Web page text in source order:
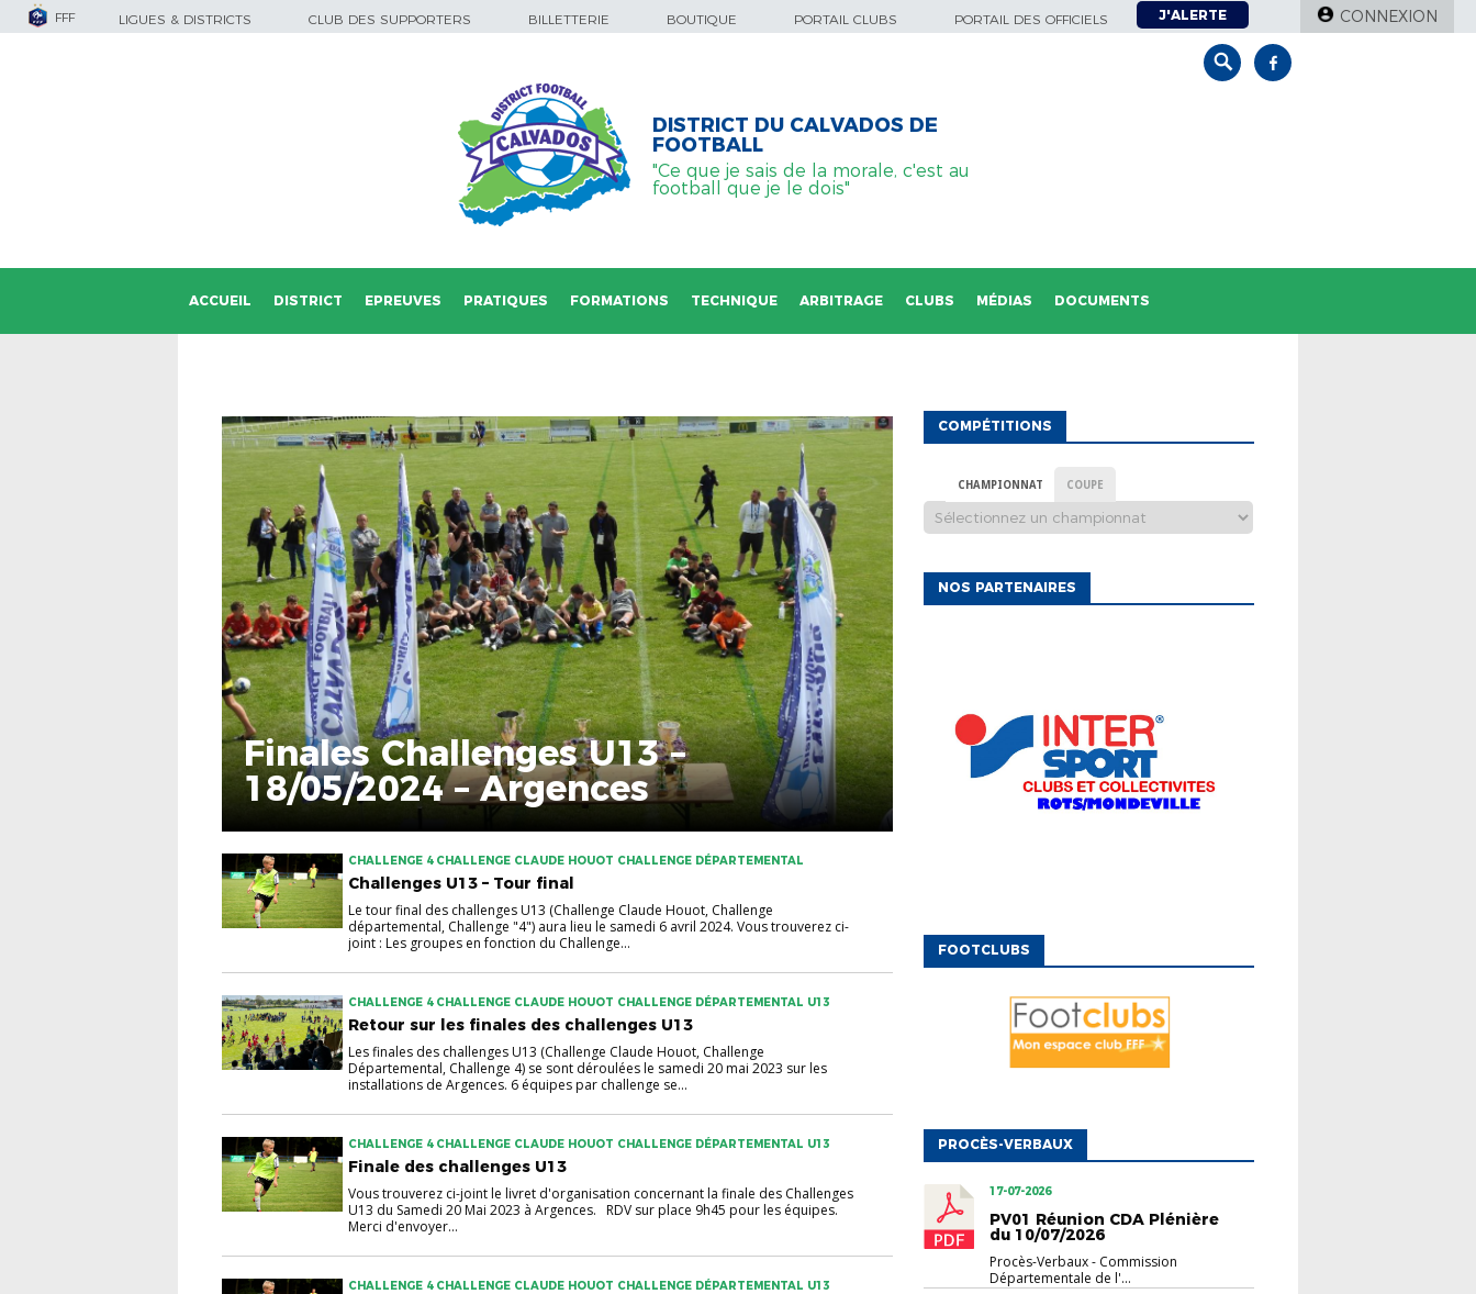
FFF LIGUES & DISTRICTS CLUB DES SUPPORTERS BILLETTERIE BOUTIQUE PORTAIL CLUBS PORTAIL DES OFFICIELS J'ALERTE CONNEXION
DISTRICT DU CALVADOS DE
FOOTBALL
"Ce que je sais de la morale, c'est au
football que je le dois"
ACCUEIL DISTRICT EPREUVES PRATIQUES FORMATIONS TECHNIQUE ARBITRAGE CLUBS MÉDIAS DOCUMENTS
Finales Challenges U13 –
18/05/2024 – Argences
CHALLENGE 4 CHALLENGE CLAUDE HOUOT CHALLENGE DÉPARTEMENTAL
Challenges U13 – Tour final
Le tour final des challenges U13 (Challenge Claude Houot, Challenge
départemental, Challenge "4") aura lieu le samedi 6 avril 2024. Vous trouverez ci-
joint : Les groupes en fonction du Challenge...
CHALLENGE 4 CHALLENGE CLAUDE HOUOT CHALLENGE DÉPARTEMENTAL U13
Retour sur les finales des challenges U13
Les finales des challenges U13 (Challenge Claude Houot, Challenge
Départemental, Challenge 4) se sont déroulées le samedi 20 mai 2023 sur les
installations de Argences. 6 équipes par challenge se...
CHALLENGE 4 CHALLENGE CLAUDE HOUOT CHALLENGE DÉPARTEMENTAL U13
Finale des challenges U13
Vous trouverez ci-joint le livret d'organisation concernant la finale des Challenges
U13 du Samedi 20 Mai 2023 à Argences. RDV sur place 9h45 pour les équipes.
Merci d'envoyer...
CHALLENGE 4 CHALLENGE CLAUDE HOUOT CHALLENGE DÉPARTEMENTAL U13
COMPÉTITIONS
CHAMPIONNAT COUPE
NOS PARTENAIRES
FOOTCLUBS
PROCÈS-VERBAUX
17-07-2026
PV01 Réunion CDA Plénière
du 10/07/2026
Procès-Verbaux- Commission
Départementale de l'...